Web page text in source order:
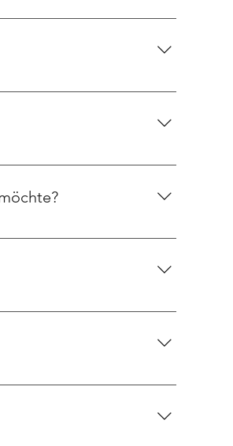
sich auf andere Tools,
in welchem Tempo Du
unterstützt.
Anpassung
bucht, profitiert davon